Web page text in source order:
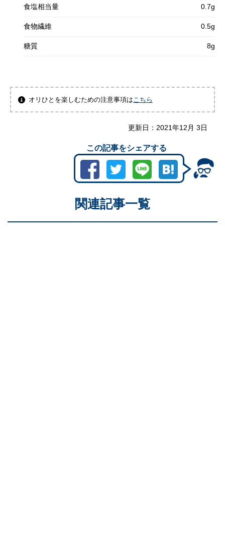
食塩相当量 0.7g
食物繊維 0.5g
糖質 8g
オリひとを楽しむための注意事項はこちら
更新日： 2021年12月 3日
この記事をシェアする
関連記事一覧